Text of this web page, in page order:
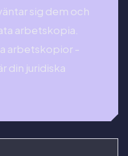
sig dem och
arbetskopia.
arbetskopior -
din juridiska